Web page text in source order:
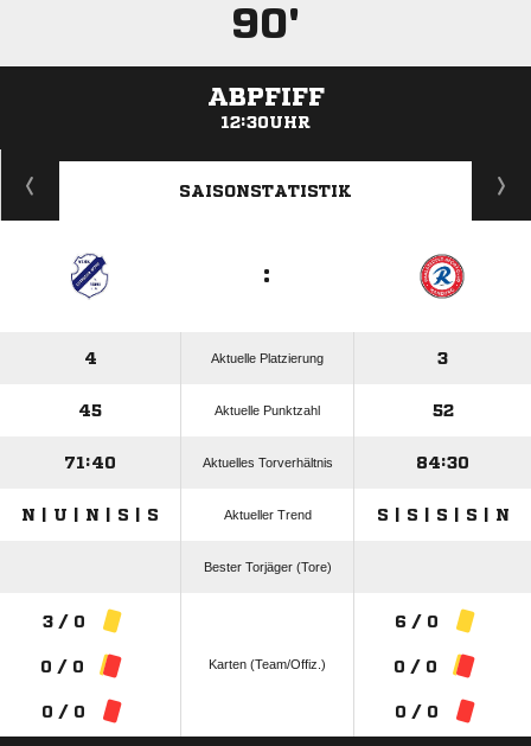
90'
ABPFIFF
12:30UHR
ANZEIGE
SAISONSTATISTIK
:
4 Aktuelle Platzierung 3
45 Aktuelle Punktzahl 52
71:40 Aktuelles Torverhältnis 84:30
N | U | N | S | S Aktueller Trend S | S | S | S | N
Bester Torjäger (Tore)
3 / 0
0 / 0
0 / 0
Karten (Team/Offiz.)
6 / 0
0 / 0
0 / 0